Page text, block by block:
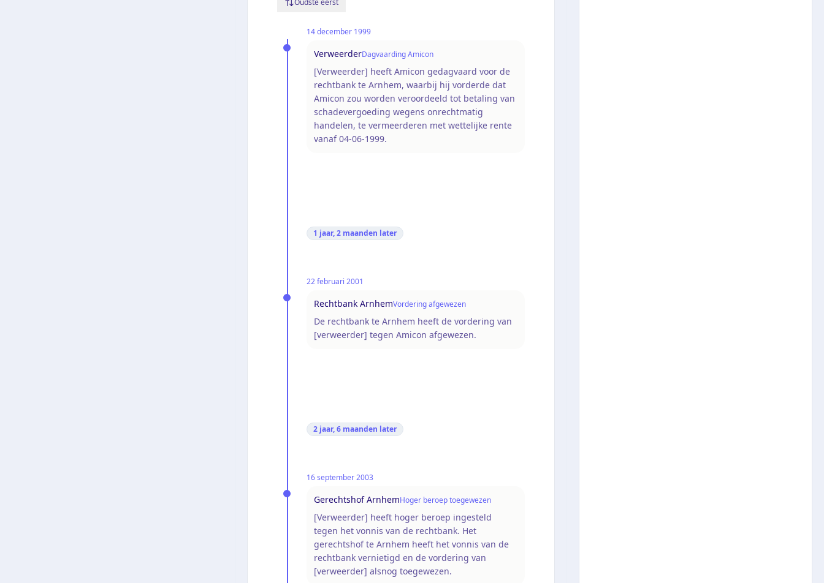
14 december 1999
VerweerderDagvaarding Amicon
[Verweerder] heeft Amicon gedagvaard voor de
rechtbank te Arnhem, waarbij hij vorderde dat
Amicon zou worden veroordeeld tot betaling van
schadevergoeding wegens onrechtmatig
handelen, te vermeerderen met wettelijke rente
vanaf 04-06-1999.
1 jaar, 2 maanden later
22 februari 2001
Rechtbank ArnhemVordering afgewezen
De rechtbank te Arnhem heeft de vordering van
[verweerder] tegen Amicon afgewezen.
2 jaar, 6 maanden later
16 september 2003
Gerechtshof ArnhemHoger beroep toegewezen
[Verweerder] heeft hoger beroep ingesteld
tegen het vonnis van de rechtbank. Het
gerechtshof te Arnhem heeft het vonnis van de
rechtbank vernietigd en de vordering van
[verweerder] alsnog toegewezen.